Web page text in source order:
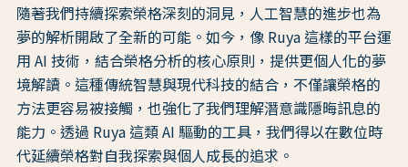
隨著我們持續探索榮格深刻的洞見，人工智慧的進步也為
夢的解析開啟了全新的可能。如今，像 Ruya 這樣的平台運
用 AI 技術，結合榮格分析的核心原則，提供更個人化的夢
境解讀。這種傳統智慧與現代科技的結合，不僅讓榮格的
方法更容易被接觸，也強化了我們理解潛意識隱晦訊息的
能力。透過 Ruya 這類 AI 驅動的工具，我們得以在數位時
代延續榮格對自我探索與個人成長的追求。